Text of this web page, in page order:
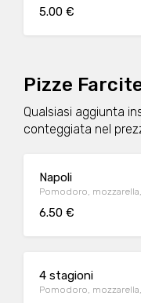
5.00 €
Pizze
Qualsiasi aggiunta
conteggiata nel
Napoli
Pomodoro,
6.50 €
4 stagioni
Pomodoro,